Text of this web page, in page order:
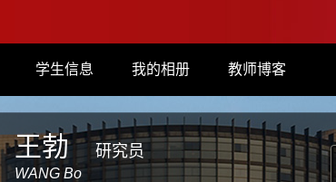
学生信息 我的相册 教师博客
王勃
WANG Bo
研究员